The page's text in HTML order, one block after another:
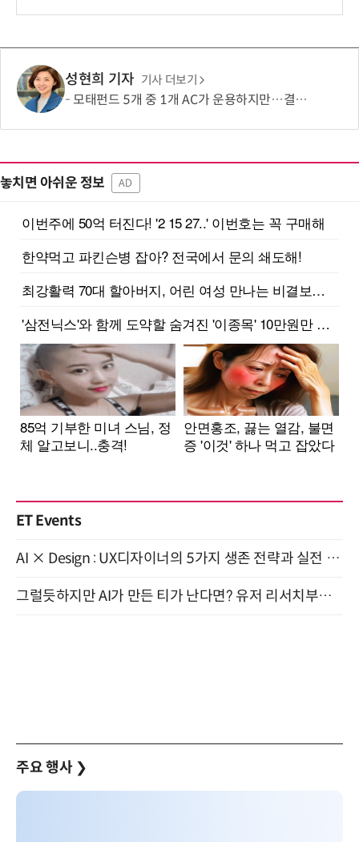
성현희 기자 기사 더보기
모태펀드 5개 중 1개 AC가 운용하지만…결성액 비중은 5.6%
놓치면 아쉬운 정보 AD
ET Events
AI × Design : UX디자이너의 5가지 생존 전략과 실전 대응 8월 28일 개최
그럴듯하지만 AI가 만든 티가 난다면? 유저 리서치부터 배포까지! (9/15)
주요 행사 ❯